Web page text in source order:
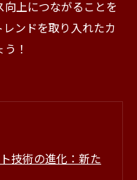
上につながることを
ンドを取り入れたカ
！
技術の進化：新た